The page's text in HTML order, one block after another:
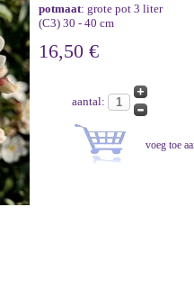
potmaat: grote pot 3 liter
(C3) 30 - 40 cm
16,50 €
aantal: